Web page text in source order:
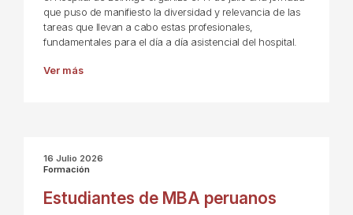
que puso de manifiesto la diversidad y relevancia de las
tareas que llevan a cabo estas profesionales,
fundamentales para el día a día asistencial del hospital.
Ver más
16 Julio 2026
Formación
Estudiantes de MBA peruanos